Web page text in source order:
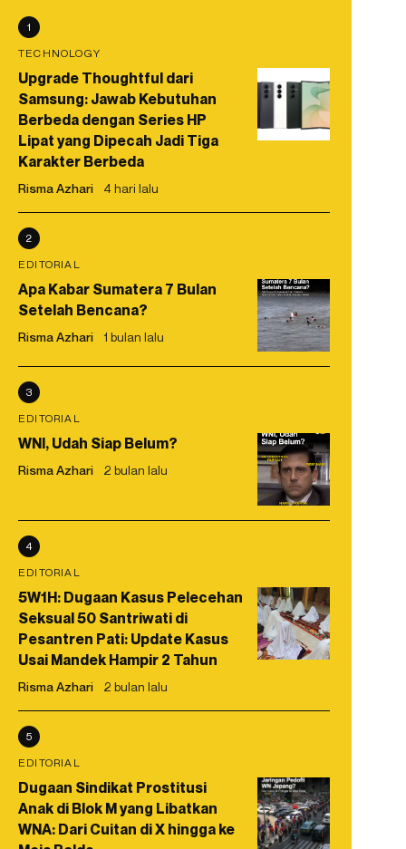
1
TECHNOLOGY
Upgrade Thoughtful dari
Samsung: Jawab Kebutuhan
Berbeda dengan Series HP
Lipat yang Dipecah Jadi Tiga
Karakter Berbeda
Risma Azhari 4 hari lalu
2
EDITORIAL
Apa Kabar Sumatera 7 Bulan
Setelah Bencana?
Risma Azhari 1 bulan lalu
3
EDITORIAL
WNI, Udah Siap Belum?
Risma Azhari 2 bulan lalu
4
EDITORIAL
5W1H: Dugaan Kasus Pelecehan
Seksual 50 Santriwati di
Pesantren Pati: Update Kasus
Usai Mandek Hampir 2 Tahun
Risma Azhari 2 bulan lalu
5
EDITORIAL
Dugaan Sindikat Prostitusi
Anak di Blok M yang Libatkan
WNA: Dari Cuitan di X hingga ke